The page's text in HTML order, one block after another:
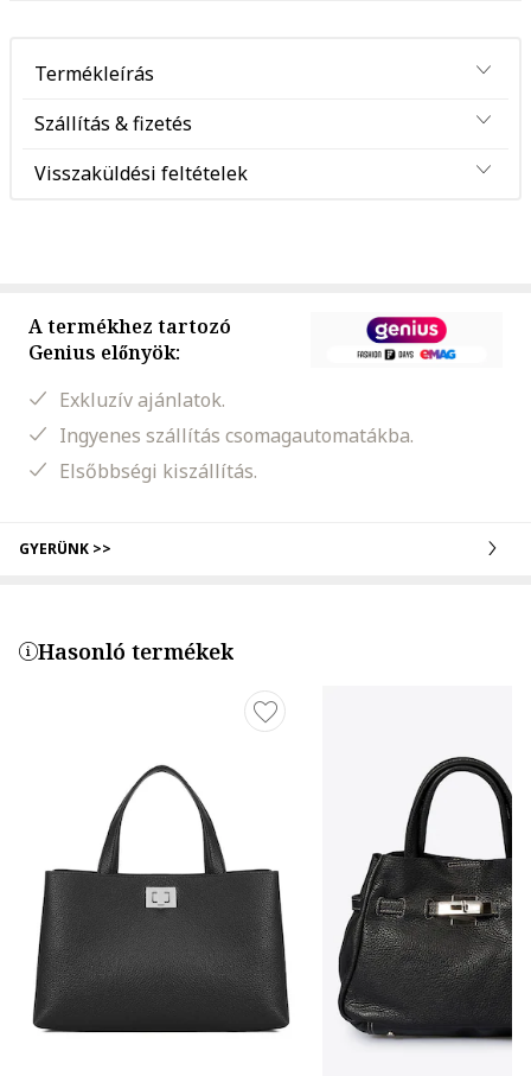
Termékleírás
Szállítás & fizetés
Visszaküldési feltételek
A termékhez tartozó
Genius előnyök:
Exkluzív ajánlatok.
Ingyenes szállítás csomagautomatákba.
Elsőbbségi kiszállítás.
GYERÜNK >>
Hasonló termékek